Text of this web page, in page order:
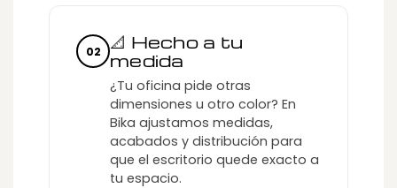
02
📐 Hecho a tu
medida
¿Tu oficina pide otras
dimensiones u otro color? En
Bika ajustamos medidas,
acabados y distribución para
que el escritorio quede exacto a
tu espacio.